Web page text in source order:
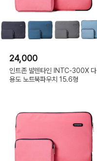
24,000
인트존 발렌타인 INTC-300X 다
용도 노트북파우치 15.6형